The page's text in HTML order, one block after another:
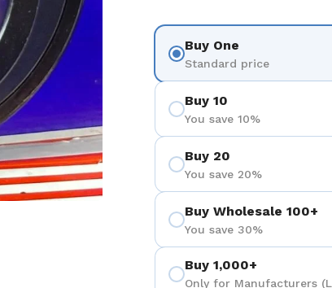
Buy One
Standard price
Buy 10
You save 10%
Buy 20
You save 20%
Buy Wholesale 100+
You save 30%
Buy 1,000+
Only for Manufacturers